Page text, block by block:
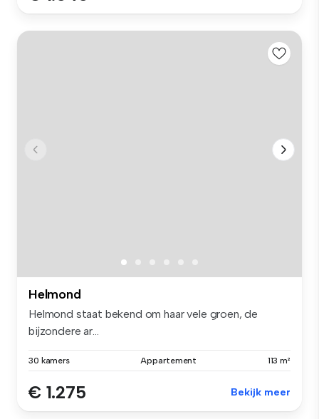
Helmond
Helmond staat bekend om haar vele groen, de
bijzondere ar...
30 kamers Appartement 113 m²
€ 1.275 Bekijk meer